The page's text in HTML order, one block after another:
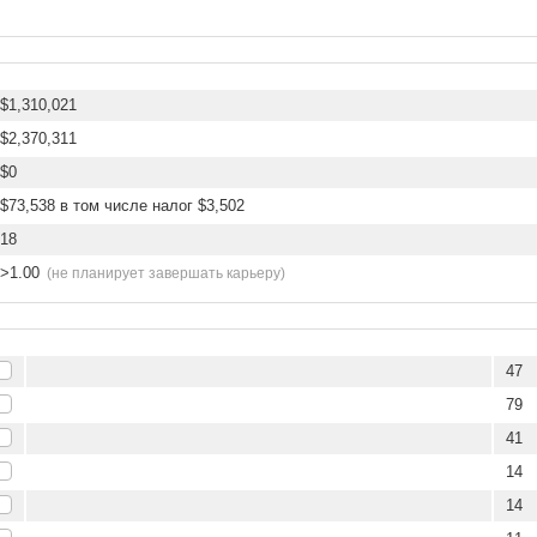
$1,310,021
$2,370,311
$0
$73,538 в том числе налог $3,502
18
>1.00 (не планирует завершать карьеру)
47
79
41
14
14